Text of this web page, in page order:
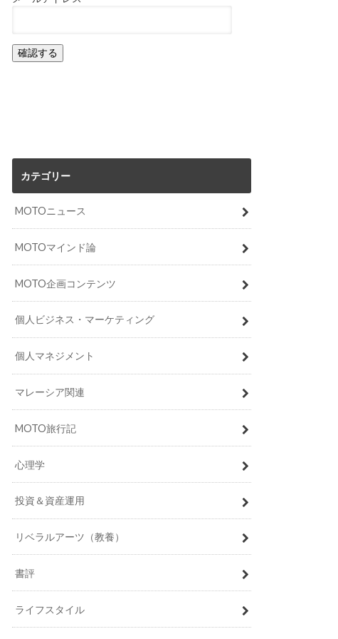
カテゴリー
MOTOニュース
MOTOマインド論
MOTO企画コンテンツ
個人ビジネス・マーケティング
個人マネジメント
マレーシア関連
MOTO旅行記
心理学
投資＆資産運用
リベラルアーツ（教養）
書評
ライフスタイル